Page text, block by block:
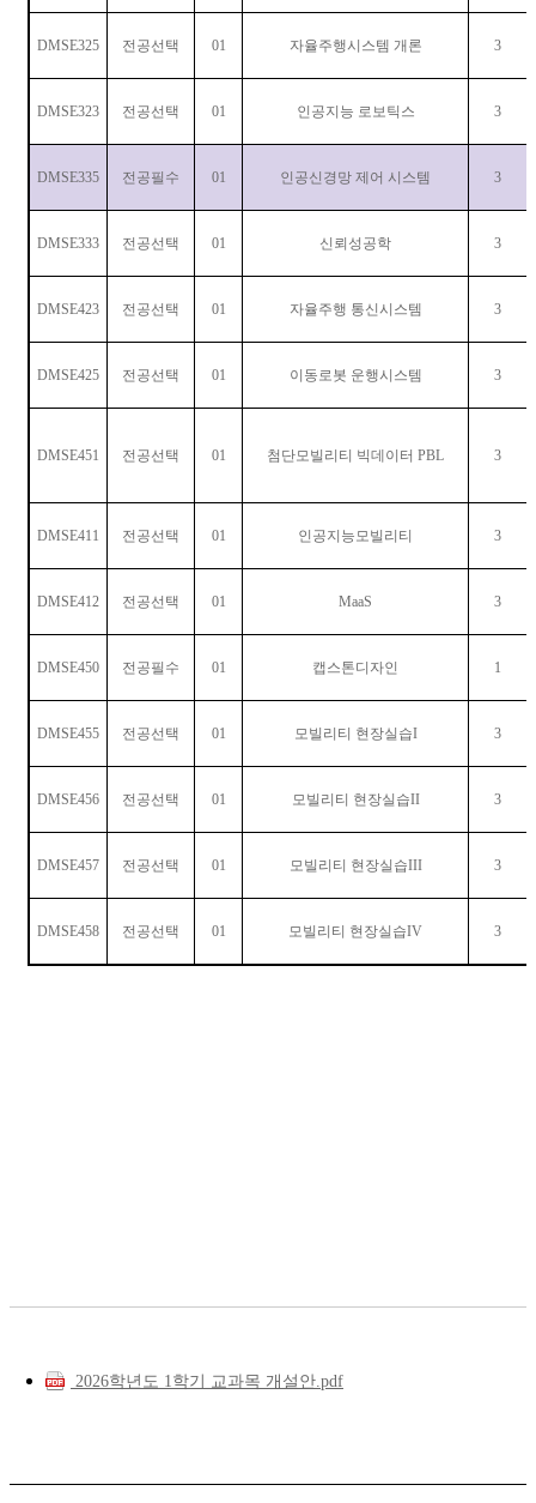
DMSE325 전공선택 01 자율주행시스템 개론 3
DMSE323 전공선택 01 인공지능 로보틱스 3
DMSE335 전공필수 01 인공신경망 제어 시스템 3
DMSE333 전공선택 01 신뢰성공학 3
DMSE423 전공선택 01 자율주행 통신시스템 3
DMSE425 전공선택 01 이동로봇 운행시스템 3
DMSE451 전공선택 01 첨단모빌리티 빅데이터 PBL 3
DMSE411 전공선택 01 인공지능모빌리티 3
DMSE412 전공선택 01 MaaS 3
DMSE450 전공필수 01 캡스톤디자인 1
DMSE455 전공선택 01 모빌리티 현장실습I 3
DMSE456 전공선택 01 모빌리티 현장실습II 3
DMSE457 전공선택 01 모빌리티 현장실습III 3
DMSE458 전공선택 01 모빌리티 현장실습IV 3
2026학년도 1학기 교과목 개설안.pdf